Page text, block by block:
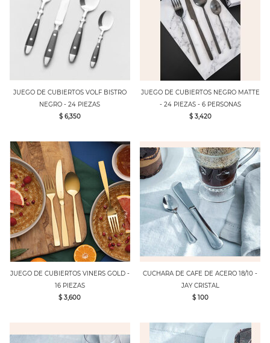
JUEGO DE CUBIERTOS VOLF BISTRO
NEGRO - 24 PIEZAS
$ 6,350
JUEGO DE CUBIERTOS NEGRO MATTE
- 24 PIEZAS - 6 PERSONAS
$ 3,420
JUEGO DE CUBIERTOS VINERS GOLD -
16 PIEZAS
$ 3,600
CUCHARA DE CAFE DE ACERO 18/10 -
JAY CRISTAL
$ 100